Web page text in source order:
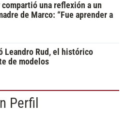
una reflexión a un
de Marco: “Fue aprender a
Leandro Rud, el histórico
de modelos
Perfil